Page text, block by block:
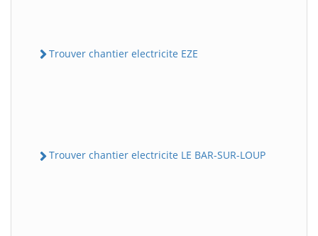
Trouver chantier electricite EZE
Trouver chantier electricite LE BAR-SUR-LOUP